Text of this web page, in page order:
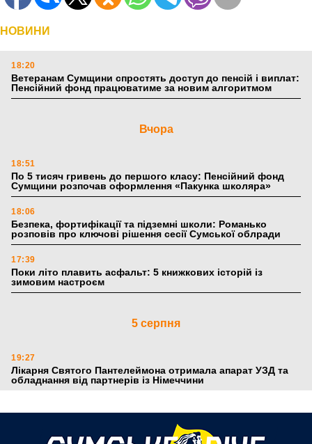
НОВИНИ
18:20
Ветеранам Сумщини спростять доступ до пенсій і виплат:
Пенсійний фонд працюватиме за новим алгоритмом
Вчора
18:51
По 5 тисяч гривень до першого класу: Пенсійний фонд
Сумщини розпочав оформлення «Пакунка школяра»
18:06
Безпека, фортифікації та підземні школи: Романько
розповів про ключові рішення сесії Сумської облради
17:39
Поки літо плавить асфальт: 5 книжкових історій із
зимовим настроєм
5 серпня
19:27
Лікарня Святого Пантелеймона отримала апарат УЗД та
обладнання від партнерів із Німеччини
укриття та енергетичну підтримку для Сумської громади